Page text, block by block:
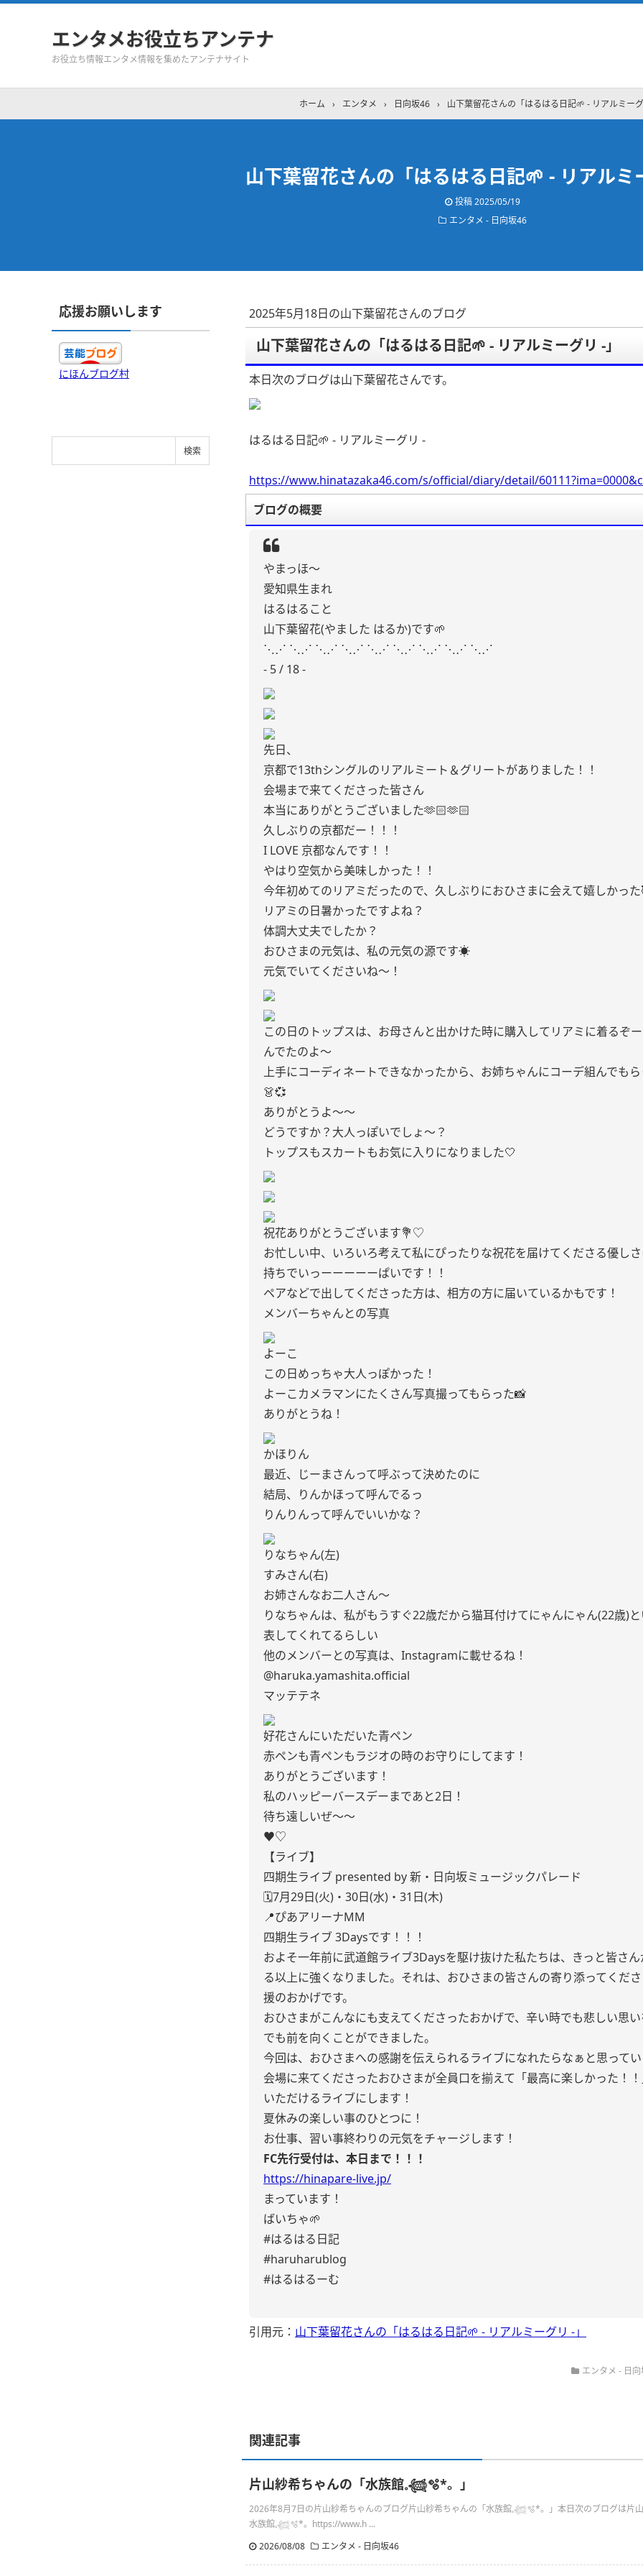
エンタメお役立ちアンテナ
お役立ち情報エンタメ情報を集めたアンテナサイト
ホーム › エンタメ › 日向坂46 › 山下葉留花さんの「はるはる日記🌱 - リアルミーグ
山下葉留花さんの「はるはる日記🌱 - リアルミ
投稿2025/05/19
エンタメ - 日向坂46
2025年5月18日の山下葉留花さんのブログ
山下葉留花さんの「はるはる日記🌱 - リアルミーグリ -」
本日次のブログは山下葉留花さんです。
はるはる日記🌱 - リアルミーグリ -
https://www.hinatazaka46.com/s/official/diary/detail/
ブログの概要
やまっほ〜
愛知県生まれ
はるはること
山下葉留花(やました はるか)です🌱
⋱⋰ ⋱⋰ ⋱⋰ ⋱⋰ ⋱⋰ ⋱⋰ ⋱⋰ ⋱⋰ ⋱⋰
- 5 / 18 -
先日、
京都で13thシングルのリアルミート＆グリートがありました！！
会場まで来てくださった皆さん
本当にありがとうございました🫶🏻🫶🏻
久しぶりの京都だー！！！
I LOVE 京都なんです！！
やはり空気から美味しかった！！
今年初めてのリアミだったので、久しぶりにおひさまに会えて嬉しかっ
リアミの日暑かったですよね？
体調大丈夫でしたか？
おひさまの元気は、私の元気の源です☀️
元気でいてくださいね〜！
この日のトップスは、お母さんと出かけた時に購入してリアミに着るぞ
んでたのよ〜
上手にコーディネートできなかったから、お姉ちゃんにコーデ組んでもら
👗💞
ありがとうよ〜〜
どうですか？大人っぽいでしょ〜？
トップスもスカートもお気に入りになりました🤍
祝花ありがとうございます💐♡
お忙しい中、いろいろ考えて私にぴったりな祝花を届けてくださる優し
持ちでいっーーーーーぱいです！！
ペアなどで出してくださった方は、相方の方に届いているかもです！
メンバーちゃんとの写真
よーこ
この日めっちゃ大人っぽかった！
よーこカメラマンにたくさん写真撮ってもらった📸
ありがとうね！
かほりん
最近、じーまさんって呼ぶって決めたのに
結局、りんかほって呼んでるっ
りんりんって呼んでいいかな？
りなちゃん(左)
すみさん(右)
お姉さんなお二人さん〜
りなちゃんは、私がもうすぐ22歳だから猫耳付けてにゃんにゃん(22歳)
表してくれてるらしい
他のメンバーとの写真は、Instagramに載せるね！
@haruka.yamashita.official
マッテテネ
好花さんにいただいた青ペン
赤ペンも青ペンもラジオの時のお守りにしてます！
ありがとうございます！
私のハッピーバースデーまであと2日！
待ち遠しいぜ〜〜
♥♡
【ライブ】
四期生ライブ presented by 新・日向坂ミュージックパレード
🗓7月29日(火)・30日(水)・31日(木)
📍ぴあアリーナMM
四期生ライブ 3Daysです！！！
およそ一年前に武道館ライブ3Daysを駆け抜けた私たちは、きっと皆さん
る以上に強くなりました。それは、おひさまの皆さんの寄り添ってくだ
援のおかげです。
おひさまがこんなにも支えてくださったおかげで、辛い時でも悲しい思
でも前を向くことができました。
今回は、おひさまへの感謝を伝えられるライブになれたらなぁと思ってい
会場に来てくださったおひさまが全員口を揃えて「最高に楽しかった！
いただけるライブにします！
夏休みの楽しい事のひとつに！
お仕事、習い事終わりの元気をチャージします！
FC先行受付は、本日まで！！！
https://hinapare-live.jp/
まっています！
ばいちゃ🌱
#はるはる日記
#haruharublog
#はるはるーむ
引用元： 山下葉留花さんの「はるはる日記🌱 - リアルミーグリ -」
エンタメ - 日
関連記事
片山紗希ちゃんの「水族館𓈒𓆉🫧‪*。」
2026年8月7日の片山紗希ちゃんのブログ片山紗希ちゃんの「水族館𓈒𓆉🫧‪*。」本日次のブログは片山
水族館𓈒𓆉🫧‪*。https://www.h ...
2026/08/08
エンタメ - 日向坂46
応援お願いします
にほんブログ村